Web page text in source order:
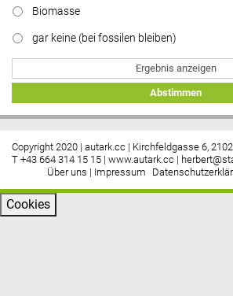
Biomasse
gar keine (bei fossilen bleiben)
Ergebnis anzeigen
Abstimmen
Copyright 2020 | autark.cc | Kirchfeldgasse 6,
T +43 664 314 15 15 | www.autark.cc |
Über uns | Impressum
Cookies